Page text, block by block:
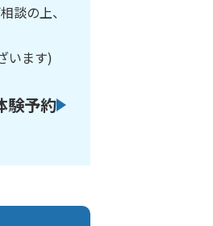
談の上、
います)
験予約